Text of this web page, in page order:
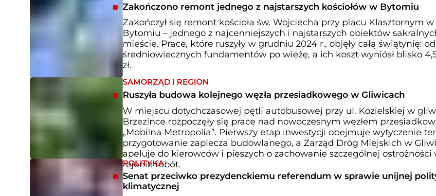
Zakończono remont jednego z najstarszych kościołów w Bytomiu
Zakończył się remont kościoła św. Wojciecha przy placu Klasztornym w
Bytomiu – jednego z najcenniejszych i najstarszych obiektów
mieście. Prace, które ruszyły w grudniu 2024 r., objęły całą świątynię: od
średniowiecznych fundamentów po wieżę, a ich koszt wyniósł blisko
zł.
SAMORZĄD I REGION
Ruszyła budowa kolejnego węzła przesiadkowego w Gliwicach
W miejscu dotychczasowej pętli autobusowej przy ul. Kozielskiej w
Brzezince rozpoczęły się prace nad nowoczesnym węzłem
„Mobilna Metropolia”. Pierwszy etap inwestycji obejmuje wytyczenie
przygotowanie zaplecza budowlanego, a Zarząd Dróg Miejskich w
apeluje do kierowców i pieszych o zachowanie szczególnej ostrożności
rejonie robót.
POLITYKA
Senat przeciwko prezydenckiemu referendum w sprawie unijnej
klimatycznej